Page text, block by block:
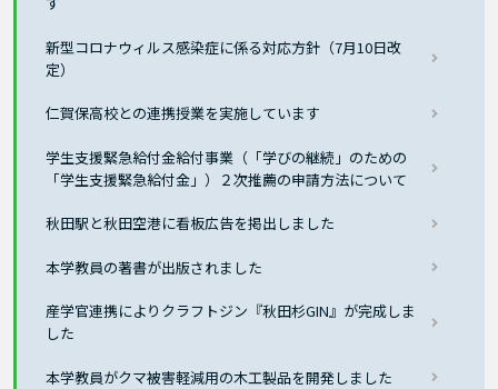
新型コロナウィルス感染症に係る対応方針（7月10日改
定）
仁賀保高校との連携授業を実施しています
学生支援緊急給付金給付事業（「学びの継続」のための
「学生支援緊急給付金」）２次推薦の申請方法について
秋田駅と秋田空港に看板広告を掲出しました
本学教員の著書が出版されました
産学官連携によりクラフトジン『秋田杉GIN』が完成しま
した
本学教員がクマ被害軽減用の木工製品を開発しました